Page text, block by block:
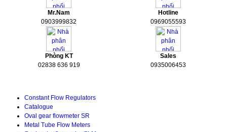
Mr.Nam
0903999832
Hotline
0969055593
Phòng KT
02838 636 919
Sales
0935006453
Constant Flow Regulators
Catalogue
Oval gear flowmeter SR
Metal Tube Flow Meters